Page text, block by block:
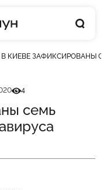
В КИЕВЕ ЗАФИКСИРОВАНЫ
Кількість переглядів
4
семь